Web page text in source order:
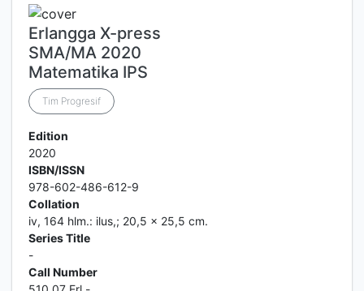
Erlangga X-press
SMA/MA 2020
Matematika IPS
Tim Progresif
Edition
2020
ISBN/ISSN
978-602-486-612-9
Collation
iv, 164 hlm.: ilus,; 20,5 x 25,5 cm.
Series Title
-
Call Number